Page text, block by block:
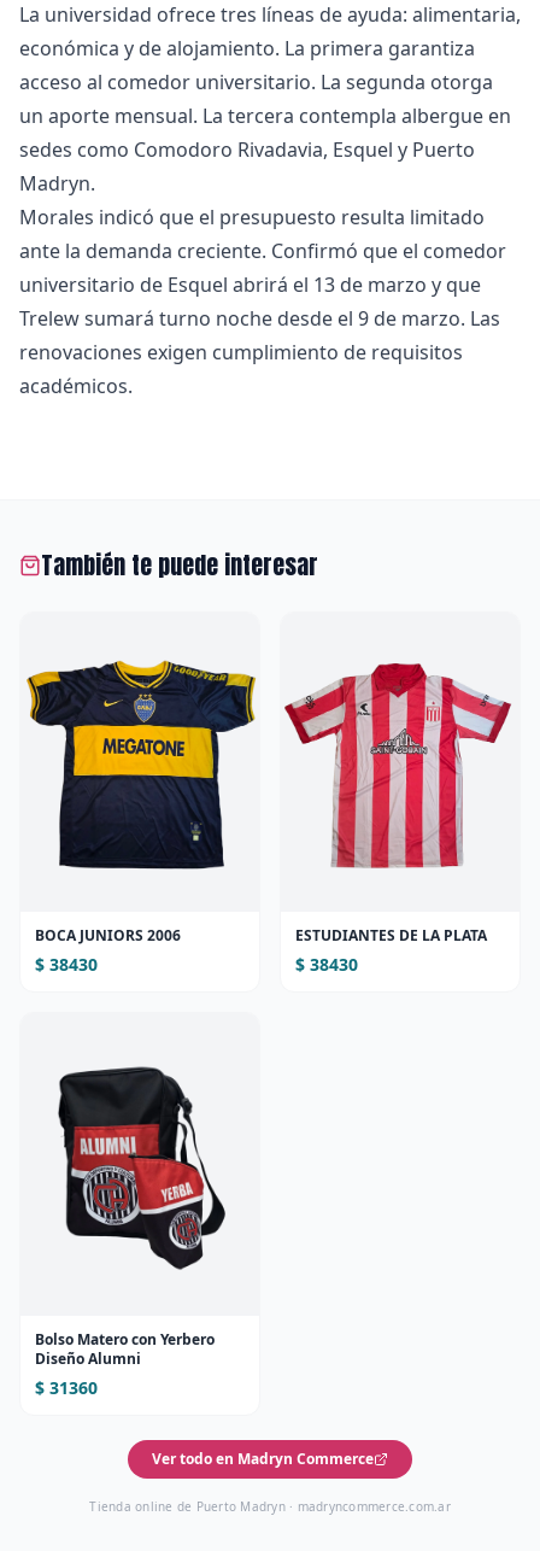
La universidad ofrece tres líneas de ayuda: alimentaria,
económica y de alojamiento. La primera garantiza
acceso al comedor universitario. La segunda otorga
un aporte mensual. La tercera contempla albergue en
sedes como Comodoro Rivadavia, Esquel y Puerto
Madryn.
Morales indicó que el presupuesto resulta limitado
ante la demanda creciente. Confirmó que el comedor
universitario de Esquel abrirá el 13 de marzo y que
Trelew sumará turno noche desde el 9 de marzo. Las
renovaciones exigen cumplimiento de requisitos
académicos.
También te puede interesar
BOCA JUNIORS 2006
$ 38430
ESTUDIANTES DE LA PLATA
$ 38430
Bolso Matero con Yerbero
Diseño Alumni
$ 31360
Ver todo en Madryn Commerce
Tienda online de Puerto Madryn · madryncommerce.com.ar